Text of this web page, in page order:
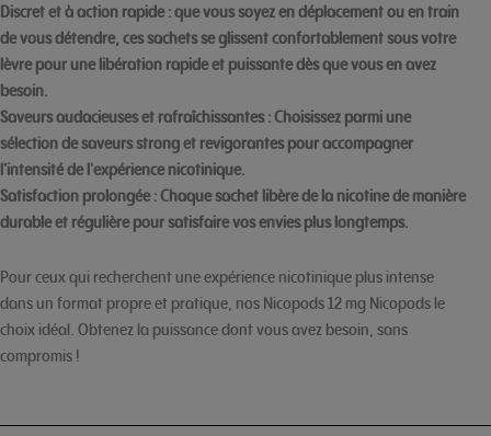
Discret et à action rapide: que vous soyez en déplacement ou en train
de vous détendre, ces sachets se glissent confortablement sous votre
lèvre pour une libération rapide et puissante dès que vous en avez
besoin.
Saveurs audacieuses et rafraîchissantes: Choisissez parmi une
sélection de saveurs strong et revigorantes pour accompagner
l'intensité de l'expérience nicotinique.
Satisfaction prolongée: Chaque sachet libère de la nicotine de manière
durable et régulière pour satisfaire vos envies plus longtemps.
Pour ceux qui recherchent une expérience nicotinique plus intense
dans un format propre et pratique, nos Nicopods 12 mg Nicopods le
choix idéal. Obtenez la puissance dont vous avez besoin, sans
compromis !